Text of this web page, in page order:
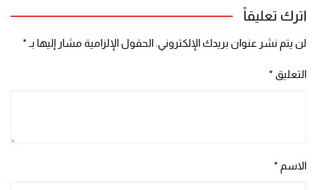
اترك تعليقاً
لن يتم نشر عنوان بريدك الإلكتروني.الحقول الإلزامية مشار إليها بـ *
التعليق *
الاسم *